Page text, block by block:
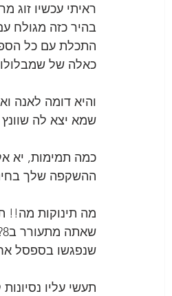
ראיתי עכשיו
בהיר כזה מגולח
התכלת עם כל
כאלה של
והיא דומה לאנה
שמא יצא לה
כמה תמימות, יא
ההשקפה שלך
מה תינוקות מה!!
שנפגשו בספסל
תעשי עליו